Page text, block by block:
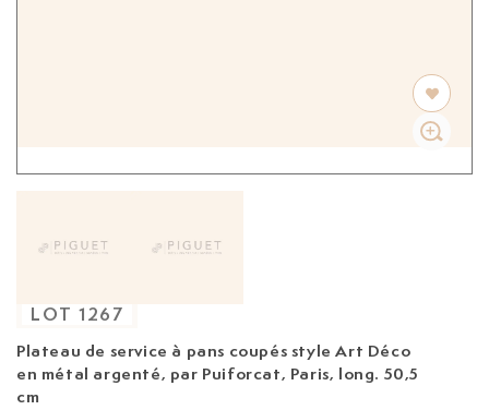
Plateau de service à pans coupés style Art Déco
en métal argenté, par Puiforcat, Paris,
cm
LOT 1267